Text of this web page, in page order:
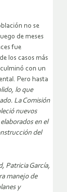
no se
de meses
fue
los casos más
con un
Pero hasta
lo que
La Comisión
nuevos
en el
del
Patricia García,
manejo de
y